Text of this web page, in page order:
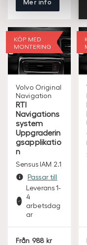
KÖP MED
MONTERING
Volvo Original
Navigation
RTI
Navigations
system
Uppgraderin
gsapplikatio
n
Sensus IAM 2.1
Passar till
Leverans 1-
4
arbetsdag
ar
Från 988 S